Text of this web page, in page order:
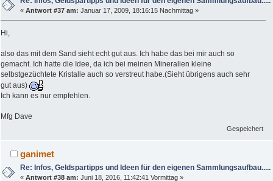
«Antwort #37 am: Januar 17, 2009, 18:16:15 Nachmittag »
Hi,
also das mit dem Sand sieht echt gut aus. Ich habe das bei mir auch so
gemacht. Ich hatte die Idee, da ich bei meinen Mineralien kleine
selbstgezüchtete Kristalle auch so verstreut habe.(Sieht übrigens auch sehr
gut aus)
Ich kann es nur empfehlen.
Mfg Dave
Gespeichert
ganimet
Re: Infos, Geldspartipps und Ideen für den eigenen Sammlungsaufbau.....
«Antwort #38 am: Juni 18, 2016, 11:42:41 Vormittag »